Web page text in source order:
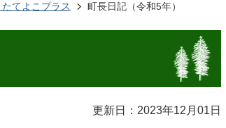
てよこプラス 町長日記（令和5年）
更新日：2023年12月01日